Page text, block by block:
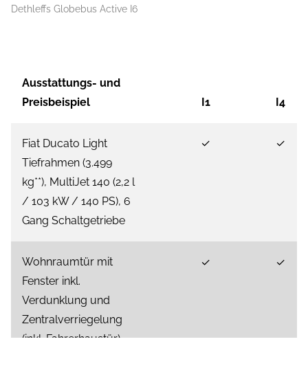
Dethleffs Globebus Active I6
Ausstattungs- und
Preisbeispiel
I1 I4
Fiat Ducato Light
Tiefrahmen (3.499
kg**), MultiJet 140 (2,2 l
/ 103 kW / 140 PS), 6
Gang Schaltgetriebe
✓ ✓
Wohnraumtür mit
Fenster inkl.
Verdunklung und
Zentralverriegelung
(inkl. Fahrerhaustür)
✓ ✓